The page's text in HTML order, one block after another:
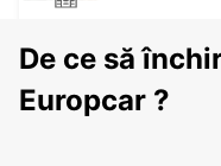
NICOSIA - CYPRUS
De ce să
Europcar ?